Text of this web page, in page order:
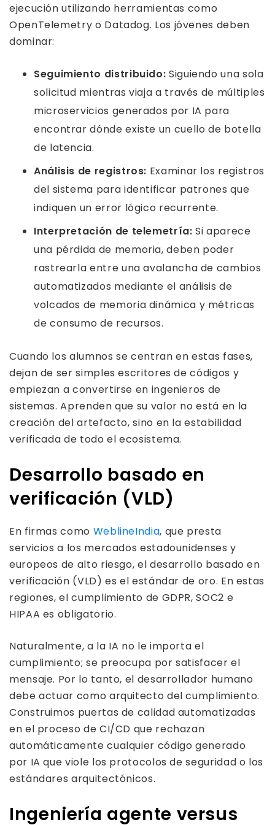
ejecución utilizando herramientas como
OpenTelemetry o Datadog. Los jóvenes deben
dominar:
Seguimiento distribuido: Siguiendo una sola
solicitud mientras viaja a través de múltiples
microservicios generados por IA para
encontrar dónde existe un cuello de botella
de latencia.
Análisis de registros: Examinar los registros
del sistema para identificar patrones que
indiquen un error lógico recurrente.
Interpretación de telemetría:Si aparece
una pérdida de memoria, deben poder
rastrearla entre una avalancha de cambios
automatizados mediante el análisis de
volcados de memoria dinámica y métricas
de consumo de recursos.
Cuando los alumnos se centran en estas fases,
dejan de ser simples escritores de códigos y
empiezan a convertirse en ingenieros de
sistemas. Aprenden que su valor no está en la
creación del artefacto, sino en la estabilidad
verificada de todo el ecosistema.
Desarrollo basado en
verificación (VLD)
En firmas como WeblineIndia, que presta
servicios a los mercados estadounidenses y
europeos de alto riesgo, el desarrollo basado en
verificación (VLD) es el estándar de oro. En estas
regiones, el cumplimiento de GDPR, SOC2 e
HIPAA es obligatorio.
Naturalmente, a la IA no le importa el
cumplimiento; se preocupa por satisfacer el
mensaje. Por lo tanto, el desarrollador humano
debe actuar como arquitecto del cumplimiento.
Construimos puertas de calidad automatizadas
en el proceso de CI/CD que rechazan
automáticamente cualquier código generado
por IA que viole los protocolos de seguridad o los
estándares arquitectónicos.
Ingeniería agente versus